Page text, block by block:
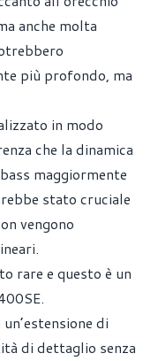
anche molta
più profondo, ma
in modo
che la dinamica
maggiormente
stato cruciale
vengono
rare e questo è un
di
di dettaglio senza